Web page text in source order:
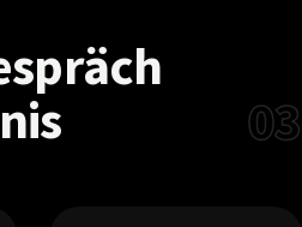
03